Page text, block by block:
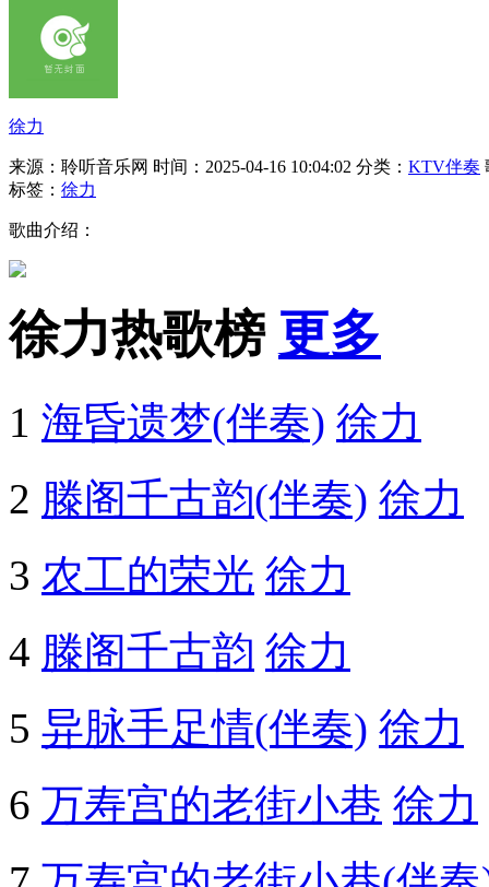
徐力
来源：聆听音乐网 时间：2025-04-16 10:04:02 分类： KTV伴奏
标签： 徐力
歌曲介绍：
徐力热歌榜 更多
1 海昏遗梦(伴奏) 徐力
2 滕阁千古韵(伴奏) 徐力
3 农工的荣光 徐力
4 滕阁千古韵 徐力
5 异脉手足情(伴奏) 徐力
6 万寿宫的老街小巷 徐力